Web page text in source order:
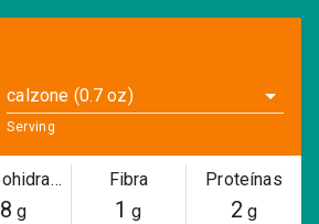
calzone (0.7 oz)
Serving
Carbohidratos
8 g
Fibra
1 g
Proteínas
2 g